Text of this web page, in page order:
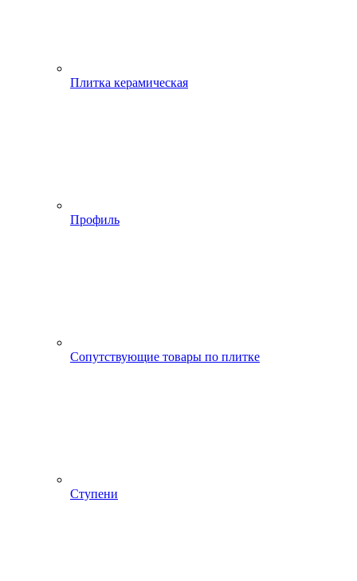
Плитка керамическая
Профиль
Сопутствующие товары по плитке
Ступени